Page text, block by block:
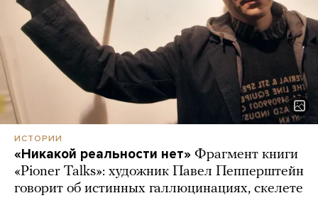
ИСТОРИИ
«Никакой реальности нет» Фрагмент книги
«Pioner Talks»: художник Павел Пепперштейн
говорит об истинных галлюцинациях, скелете